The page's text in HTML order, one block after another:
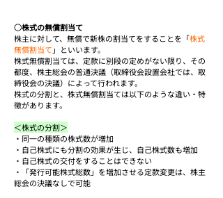
○株式の無償割当て
株主に対して、無償で新株の割当てをすることを「株式
無償割当て 」といいます。
株式無償割当ては、定款に別段の定めがない限り、その
都度、株主総会の普通決議（取締役会設置会社では、取
締役会の決議）によって行われます。
株式の分割と、株式無償割当ては以下のような違い・特
徴があります。
＜株式の分割＞
・同一の種類の株式数が増加
・自己株式にも分割の効果が生じ、自己株式数も増加
・自己株式の交付をすることはできない
・「発行可能株式総数」を増加させる定款変更は、株主
総会の決議なしで可能